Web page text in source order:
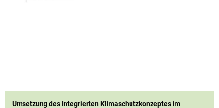
Umsetzung des Integrierten Klimaschutzkonzeptes im